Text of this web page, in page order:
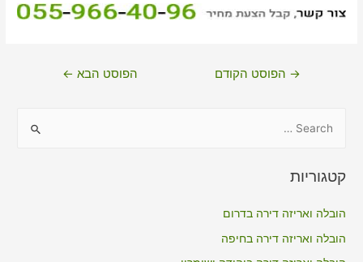
ניווט→ הפוסט הקודם הפוסט הבא ←
r
קטגוריות
הובלה ואריזה דירה בדרום
הובלה ואריזה דירה בחיפה